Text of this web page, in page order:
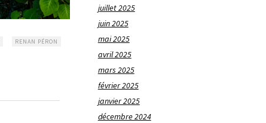
RENAN PÉRON
juillet 2025
juin 2025
mai 2025
avril 2025
mars 2025
février 2025
janvier 2025
décembre 2024